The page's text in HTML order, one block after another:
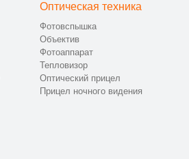
Оптическая техника
Фотовспышка
Объектив
Фотоаппарат
Тепловизор
Оптический прицел
Прицел ночного видения